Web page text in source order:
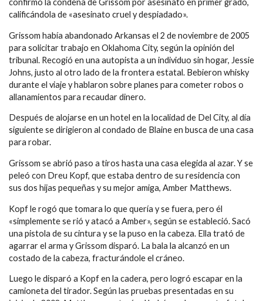
confirmó la condena de Grissom por asesinato en primer grado,
calificándola de «asesinato cruel y despiadado».
Grissom había abandonado Arkansas el 2 de noviembre de 2005
para solicitar trabajo en Oklahoma City, según la opinión del
tribunal. Recogió en una autopista a un individuo sin hogar, Jessie
Johns, justo al otro lado de la frontera estatal. Bebieron whisky
durante el viaje y hablaron sobre planes para cometer robos o
allanamientos para recaudar dinero.
Después de alojarse en un hotel en la localidad de Del City, al día
siguiente se dirigieron al condado de Blaine en busca de una casa
para robar.
Grissom se abrió paso a tiros hasta una casa elegida al azar. Y se
peleó con Dreu Kopf, que estaba dentro de su residencia con
sus dos hijas pequeñas y su mejor amiga, Amber Matthews.
Kopf le rogó que tomara lo que quería y se fuera, pero él
«simplemente se rió y atacó a Amber», según se estableció. Sacó
una pistola de su cintura y se la puso en la cabeza. Ella trató de
agarrar el arma y Grissom disparó. La bala la alcanzó en un
costado de la cabeza, fracturándole el cráneo.
Luego le disparó a Kopf en la cadera, pero logró escapar en la
camioneta del tirador. Según las pruebas presentadas en su